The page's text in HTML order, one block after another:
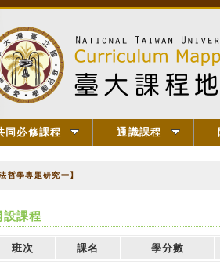
同必修課程 通識課程
哲學專題研究一】
設課程
班次 課名 學分數